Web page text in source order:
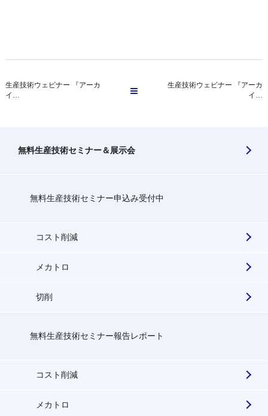
無料生産技術セミナー＆展示会
無料生産技術セミナー申込み受付中
コスト削減
メカトロ
切削
無料生産技術セミナー報告レポート
コスト削減
メカトロ
生産技術ウェビナー 『アーカ
イ…
生産技術ウェビナー 『アーカ
イ…